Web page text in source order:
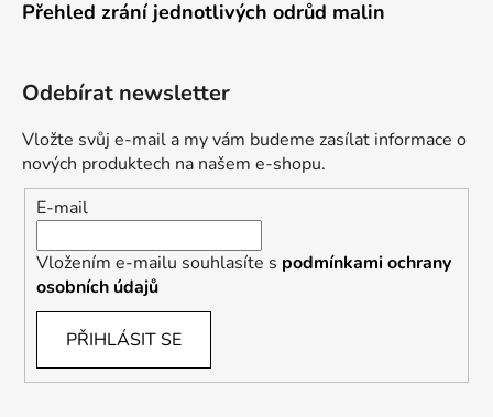
Přehled zrání jednotlivých odrůd malin
Odebírat newsletter
Vložte svůj e-mail a my vám budeme zasílat informace o
nových produktech na našem e-shopu.
E-mail
Vložením e-mailu souhlasíte s podmínkami ochrany
osobních údajů
PŘIHLÁSIT SE